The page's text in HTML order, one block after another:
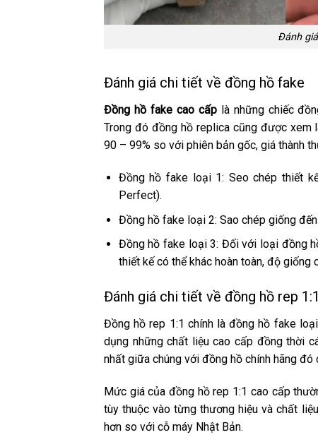
Đánh
Đánh giá chi tiết về đồng hồ fake
Đồng hồ fake cao cấplà những chiếc
Trong đó đồng hồ replica cũng được xem
90 – 99% so với phiên bản gốc, giá thành
Đồng hồ fake loại 1: Seo chép thiết
Perfect).
Đồng hồ fake loại 2: Sao chép giống
Đồng hồ fake loại 3: Đối với loại đồng
thiết kế có thể khác hoàn toàn, độ giống
Đánh giá chi tiết về đồng hồ rep 1:1
Đồng hồ rep 1:1 chính là đồng hồ fake
dụng những chất liệu cao cấp đồng thời
nhất giữa chúng với đồng hồ chính hãng đó
Mức giá của đồng hồ rep 1:1 cao cấp
tùy thuộc vào từng thương hiệu và chất
hơn so với cỗ máy Nhật Bản.